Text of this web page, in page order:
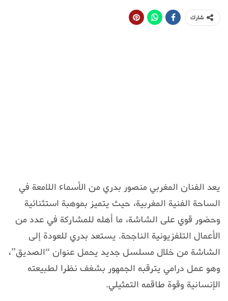
شارك
يعد الفنان المغربي منصور بدري من الأسماء اللامعة في
الساحة الفنية المغربية، حيث يتميز بموهبة استثنائية
وحضور قوي على الشاشة، ما أهله للمشاركة في عدد من
الأعمال التلفزيونية الناجحة. يستعد بدري للعودة إلى
الشاشة من خلال مسلسل جديد يحمل عنوان “الصديق”،
وهو عمل درامي يترقبه الجمهور بشغف نظرا لطبيعته
الإنسانية وقوة طاقمه التمثيلي.